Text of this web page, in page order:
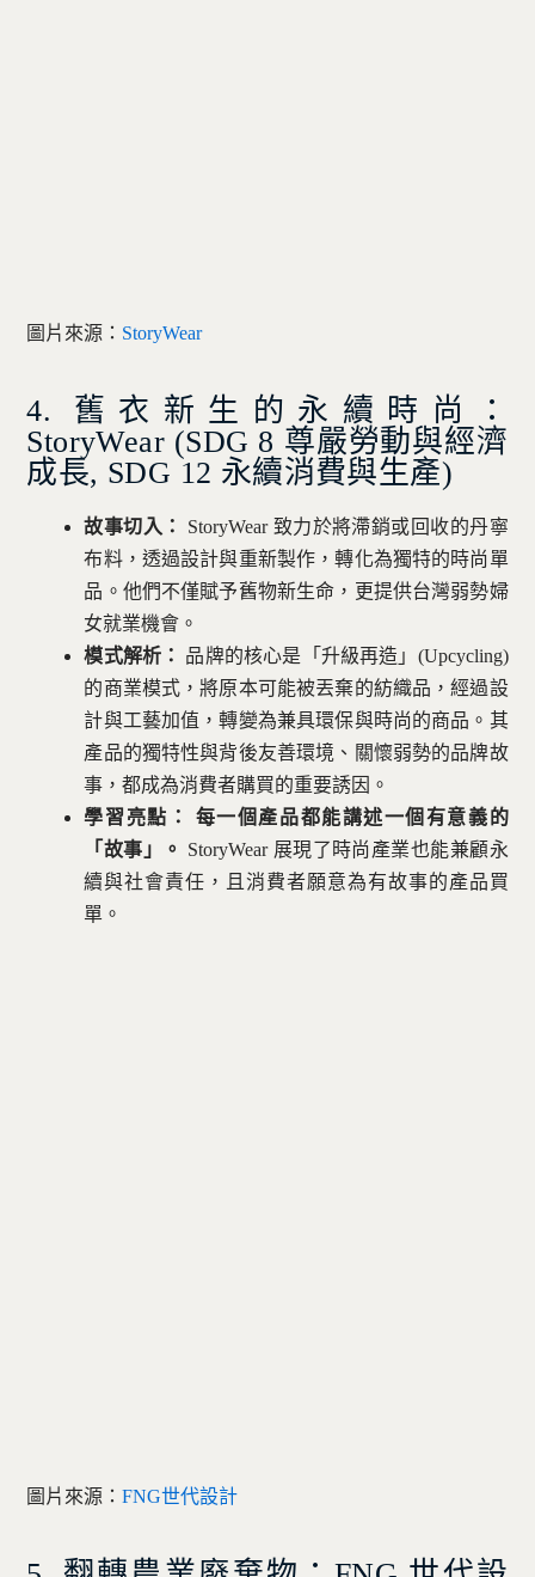
圖片來源： StoryWear
4. 舊衣新生的永續時尚：
StoryWear (SDG 8 尊嚴勞動與經濟
成長, SDG 12 永續消費與生產)
故事切入：
StoryWear 致力於將滯銷或回收的丹寧
布料，透過設計與重新製作，轉化為獨特的時尚單
品。他們不僅賦予舊物新生命，更提供台灣弱勢婦
女就業機會。
模式解析：
品牌的核心是「升級再造」(Upcycling)
的商業模式，將原本可能被丟棄的紡織品，經過設
計與工藝加值，轉變為兼具環保與時尚的商品。其
產品的獨特性與背後友善環境、關懷弱勢的品牌故
事，都成為消費者購買的重要誘因。
學習亮點：
每一個產品都能講述一個有意義的
「故事」。
StoryWear 展現了時尚產業也能兼顧永
續與社會責任，且消費者願意為有故事的產品買
單。
圖片來源：FNG世代設計